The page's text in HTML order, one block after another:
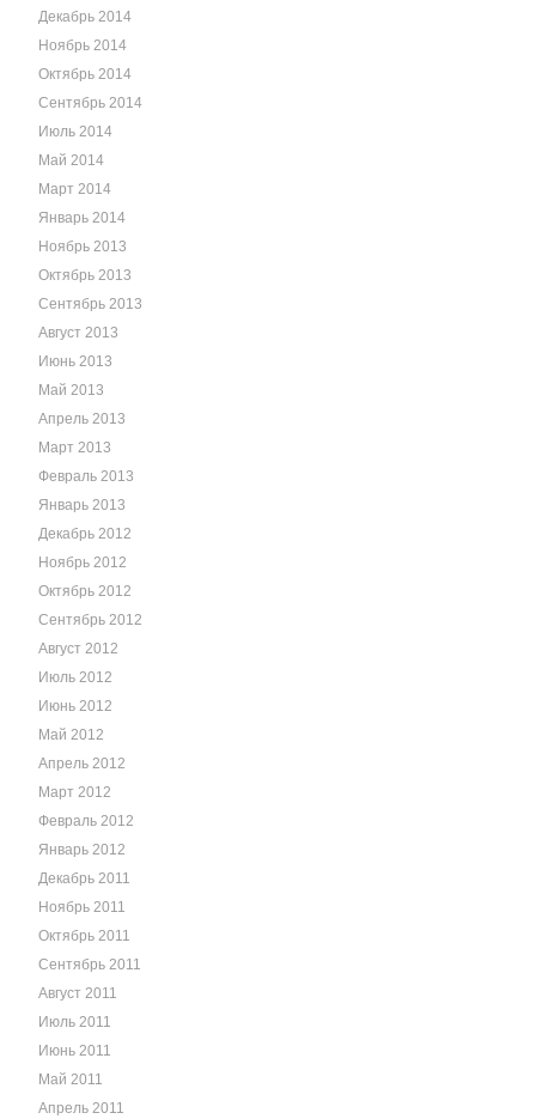
Декабрь 2014
Ноябрь 2014
Октябрь 2014
Сентябрь 2014
Июль 2014
Май 2014
Март 2014
Январь 2014
Ноябрь 2013
Октябрь 2013
Сентябрь 2013
Август 2013
Июнь 2013
Май 2013
Апрель 2013
Март 2013
Февраль 2013
Январь 2013
Декабрь 2012
Ноябрь 2012
Октябрь 2012
Сентябрь 2012
Август 2012
Июль 2012
Июнь 2012
Май 2012
Апрель 2012
Март 2012
Февраль 2012
Январь 2012
Декабрь 2011
Ноябрь 2011
Октябрь 2011
Сентябрь 2011
Август 2011
Июль 2011
Июнь 2011
Май 2011
Апрель 2011